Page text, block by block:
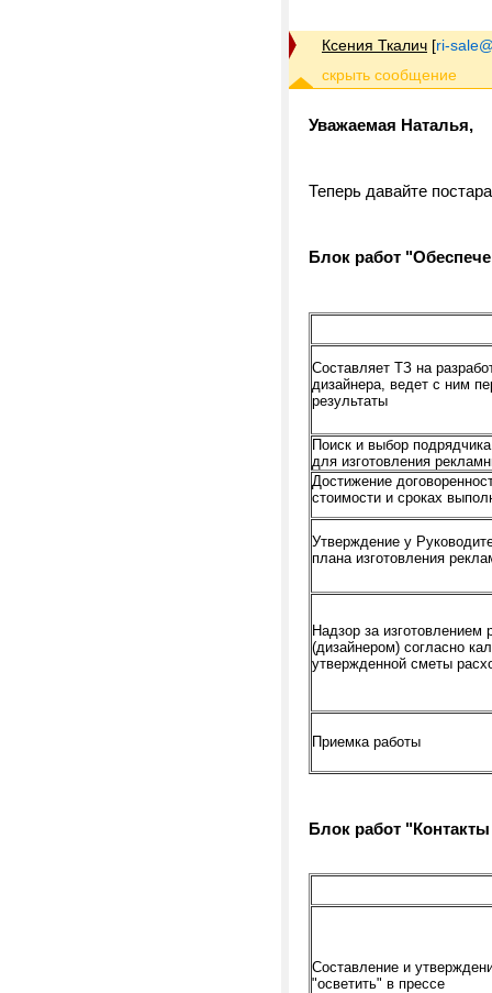
Ксения Ткалич [ri-
Уважаемая Наталья,
Теперь давайте
Блок работ
Составляет ТЗ на
дизайнера, ведет с ним
результаты
Поиск и выбор
для изготовления
Достижение
стоимости и сроках
Утверждение у
плана изготовления
Надзор за
(дизайнером) согласно
утвержденной сметы
Приемка работы
Блок работ
Составление и
"осветить" в прессе